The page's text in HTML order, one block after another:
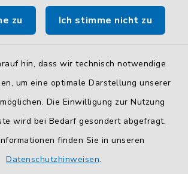
zu Ich stimme nicht zu
hin, dass wir technisch notwendige
um eine optimale Darstellung unserer
Die Einwilligung zur Nutzung
wird bei Bedarf gesondert abgefragt.
finden Sie in unseren
Datenschutzhinweisen.
uns.
Barrierefreiheit